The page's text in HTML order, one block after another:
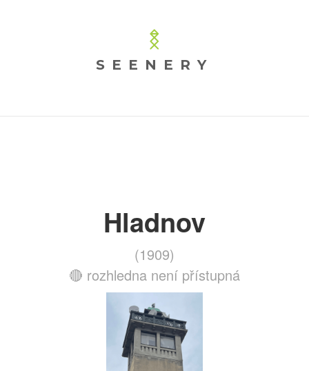
SEENERY
Hladnov
(1909)
🔴 rozhledna není přístupná